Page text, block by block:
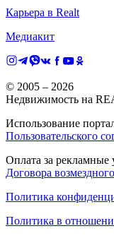
Карьера в Realt
Медиакит
© 2005 – 2026
Недвижимость на
Использование
Пользовательского
Оплата за рекламные
Договора
Политика
Политика в